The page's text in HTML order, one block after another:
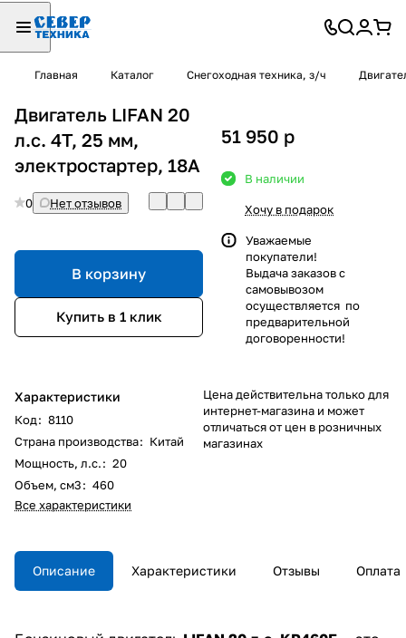
Главная Каталог Снегоходная техника, з/ч
Двигатель LIFAN 20
л.с. 4Т, 25 мм,
электростартер, 18A
0 Нет отзывов
В корзину
Купить в 1 клик
Характеристики
Код: 8110
Страна производства: Китай
Мощность, л.с.: 20
Объем, см3: 460
Все характеристики
51 950 p
В наличии
Хочу в подарок
Уважаемые
покупатели!
Выдача заказов с
самовывозом
осуществляется по
предварительной
договоренности!
Цена действительна только для
интернет-магазина и может
отличаться от цен в розничных
магазинах
Описание Характеристики Отзывы Оплата